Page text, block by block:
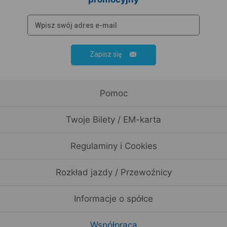
Zapisz się
Pomoc
Twoje Bilety / EM-karta
Regulaminy i Cookies
Rozkład jazdy / Przewoźnicy
Informacje o spółce
Współpraca